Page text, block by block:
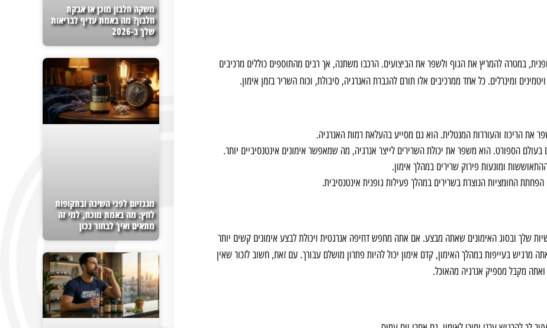
במטרה להמריץ את הגוף ולשפר את הביצועים. הרכבו משתנה, אך רבים מהתוספים כוללים מרכיבים
ומינרלים. כל אחד ממרכיבים אלו תורם להגברת האנרגיה, סיבולת, וכוח השריר בזמן אימון.
את הריכוז והעוררות המנטלית. הוא גם מסייע בהעלאת רמות האנרגיה.
הספורט. הוא משפר את יכולת השרירים לייצר אנרגיה, מה שמאפשר אימונים אינטנסיביים יותר.
החומציות הנוצרת בשרירים במהלך פעילות גופנית אינטנסיבית.
שלך ובסוג האימונים שאתה מבצע. אם אתה מחפש דחיפה אנרגטית ויכולת לבצע אימונים קשים יותר
מרגיש בעייפות במהלך האימון, קדם אימון יכול להיות פתרון מושלם עבורך. עם זאת, חשוב לזכור שאין
מקבל מספיק אנרגיה מהאוכל.
משקה חלבון מוכן או אבקת
חלבון? מה באמת עדיף לבריאות
שלך ב-2026
מגנזיום לפני השינה ובתקופות
לחץ: מה באמת מוכח, למי זה
מתאים ואיך לבחור נכון